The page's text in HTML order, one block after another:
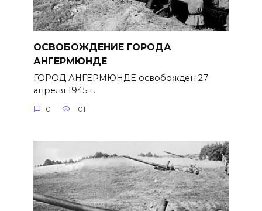
ОСВОБОЖДЕНИЕ ГОРОДА
АНГЕРМЮНДЕ
ГОРОД АНГЕРМЮНДЕ освобожден 27
апреля 1945 г.
0 101